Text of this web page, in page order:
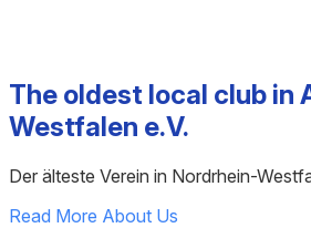
The oldest local club in
Westfalen e.V.
Der älteste Verein in Nordrhein-
Read More About Us